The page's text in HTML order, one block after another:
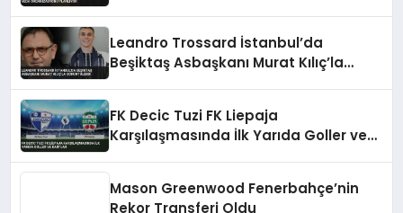
Leandro Trossard İstanbul’da
Beşiktaş Asbaşkanı Murat Kılıç’la
FK Decic Tuzi FK Liepaja
Karşılaşmasında İlk Yarıda Goller ve
Mason Greenwood Fenerbahçe’nin
Rekor Transferi Oldu